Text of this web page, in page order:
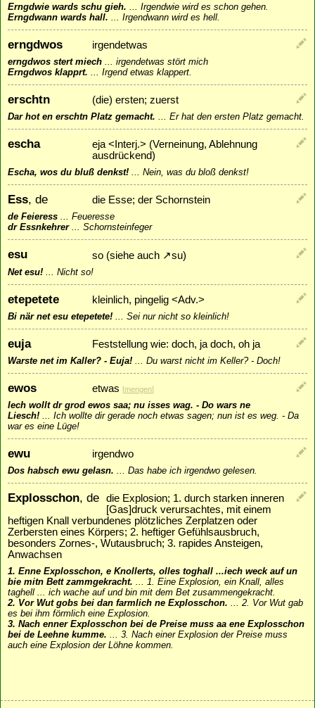
Erngdwie wards schu gieh.
Irgendwie wird es schon gehen.
Erngdwann wards hall.
Irgendwann wird es hell.
erngdwos irgendetwas
erngdwos stert miech
irgendetwas stört mich
Erngdwos klapprt.
Irgend etwas klappert.
erschtn (die) ersten; zuerst
Dar hot en erschtn Platz gemacht. Er hat den ersten Platz gemacht.
escha
eja <Interj.> (Verneinung, Ablehnung
ausdrückend)
Escha, wos du bluß denkst! Nein, was du bloß denkst!
Ess, de die Esse; der Schornstein
de Feieress
Feueresse
dr Essnkehrer... Schornsteinfeger
esu so (siehe auch ↗su)
Net esu! Nicht so!
etepetete kleinlich, pingelig <Adv.>
Bi när net esu etepetete! Sei nur nicht so kleinlich!
euja Feststellung wie: doch, ja doch, oh ja
Warste net im Kaller? - Euja! Du warst nicht im Keller? - Doch!
ewos etwas [mengen]
Iech wollt dr grod ewos saa; nu isses wag. - Do wars ne
Liesch!
Ich wollte dir gerade noch etwas sagen; nun ist es weg. - Da
war es eine Lüge!
ewu irgendwo
Dos habsch ewu gelasn. Das habe ich irgendwo gelesen.
Explosschon, de
die Explosion; 1. durch starken inneren
[Gas]druck verursachtes, mit einem
heftigen Knall verbundenes plötzliches Zerplatzen oder
Zerbersten eines Körpers; 2. heftiger Gefühlsausbruch,
besonders Zornes-, Wutausbruch; 3. rapides Ansteigen,
Anwachsen
1. Enne Explosschon, e Knollerts, olles toghall ...iech weck auf un
bie mitn Bett zammgekracht.
1. Eine Explosion, ein Knall, alles
taghell ... ich wache auf und bin mit dem Bet zusammengekracht.
2. Vor Wut gobs bei dan farmlich ne Explosschon.
2. Vor Wut gab
es bei ihm förmlich eine Explosion.
3. Nach enner Explosschon bei de Preise muss aa ene Explosschon
bei de Leehne kumme.
3. Nach einer Explosion der Preise muss
auch eine Explosion der Löhne kommen.